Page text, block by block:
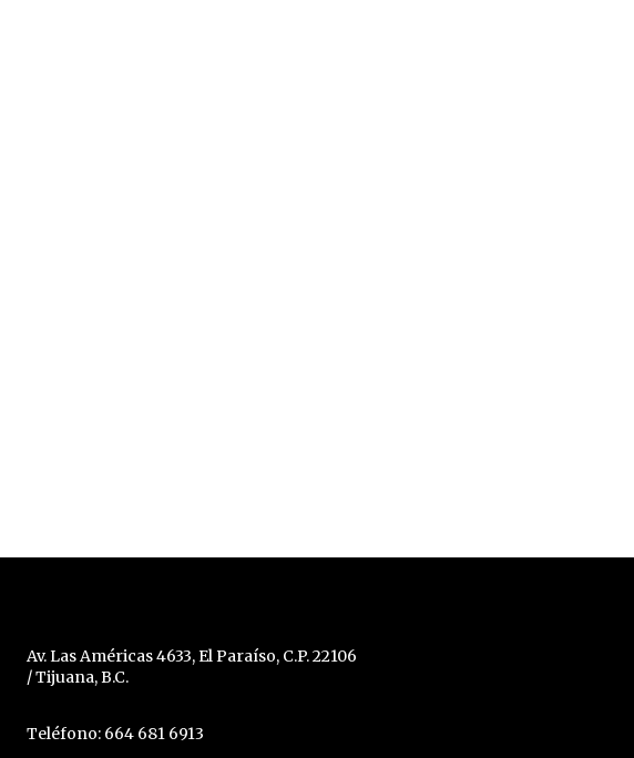
Av. Las Américas 4633, El Paraíso, C.P. 22106
/ Tijuana, B.C.
Teléfono: 664 681 6913